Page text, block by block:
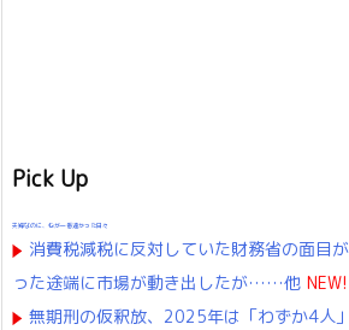
Pick Up
夫婦なのに、心が一番遠かった日々
消費税減税に反対していた財務省の面目
った途端に市場が動き出したが……他 NEW!
無期刑の仮釈放、2025年は「わずか4人